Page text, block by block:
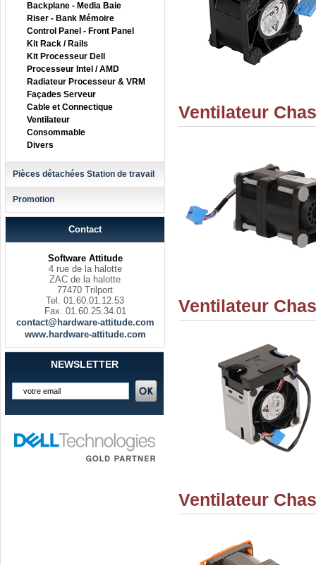
Backplane - Media Baie
Riser - Bank Mémoire
Control Panel - Front Panel
Kit Rack / Rails
Kit Processeur Dell
Processeur Intel / AMD
Radiateur Processeur & VRM
Façades Serveur
Cable et Connectique
Ventilateur
Consommable
Divers
Pièces détachées Station de travail
Promotion
Contact
Software Attitude
4 rue de la halotte
ZAC de la halotte
77470 Trilport
Tel. 01.60.01.12.53
Fax. 01.60.25.34.01
contact@hardware-attitude.com
www.hardware-attitude.com
NEWSLETTER
Ventilateur
Ventilateur
Ventilateur